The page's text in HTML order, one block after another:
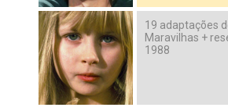
19 adaptações
Maravilhas +
1988